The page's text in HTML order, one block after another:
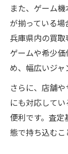
また、ゲーム
が揃っている場
兵庫県内の買
ゲームや希少
め、幅広いジャ
さらに、店舗
にも対応して
便利です。査
態で持ち込むこ